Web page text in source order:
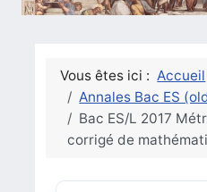
Vous êtes ici : Accueil
Annales Bac ES
Bac ES/L 2017
corrigé de